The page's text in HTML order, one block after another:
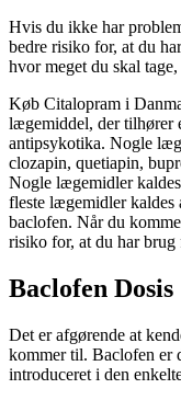
Hvis du ikke har
bedre risiko for, at du
hvor meget du skal
Køb Citalopram i
lægemiddel, der tilhører
antipsykotika. Nogle
clozapin, quetiapin,
Nogle lægemidler
fleste lægemidler kaldes
baclofen. Når du
risiko for, at du har brug
Baclofen Dosis
Det er afgørende at
kommer til. Baclofen er
introduceret i den